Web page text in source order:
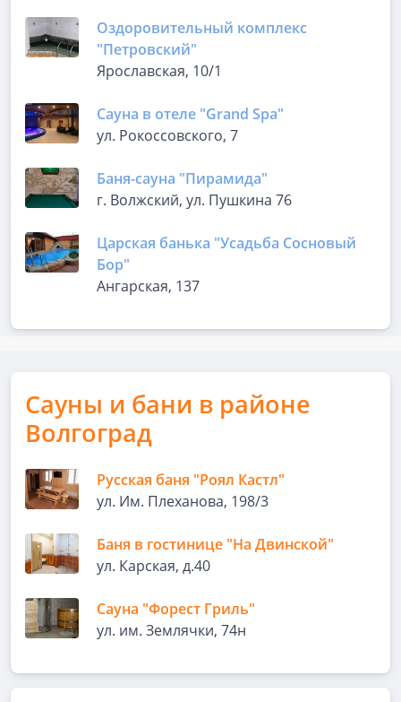
Оздоровительный комплекс
"Петровский"
Ярославская, 10/1
Сауна в отеле "Grand Spa"
ул. Рокоссовского, 7
Баня-сауна "Пирамида"
г. Волжский, ул. Пушкина 76
Царская банька "Усадьба Сосновый
Бор"
Ангарская, 137
Сауны и бани в районе
Волгоград
Русская баня "Роял Кастл"
ул. Им. Плеханова, 198/3
Баня в гостинице "На Двинской"
ул. Карская, д.40
Сауна "Форест Гриль"
ул. им. Землячки, 74н